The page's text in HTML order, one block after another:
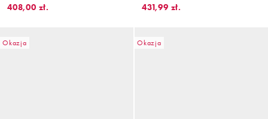
408,00 zł.
431,99 zł.
Okazja Okazja